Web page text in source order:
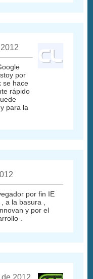
por
se hace
rápido
para la
por fin IE
a la basura ,
y por el
.
2012